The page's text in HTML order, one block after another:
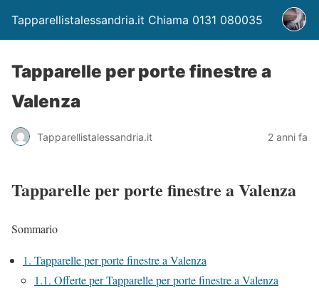
Tapparellistalessandria.it Chiama 0131 080035
Tapparelle per porte finestre a
Valenza
Tapparellistalessandria.it 2 anni fa
Tapparelle per porte finestre a Valenza
Sommario
1. Tapparelle per porte finestre a Valenza
1.1. Offerte per Tapparelle per porte finestre a Valenza